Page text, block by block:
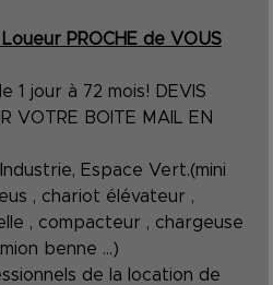
PROCHE de VOUS
1 jour à 72 mois! DEVIS
VOTRE BOITE MAIL EN
Espace Vert.(mini
, chariot élévateur ,
, compacteur , chargeuse
benne ...)
de la location de